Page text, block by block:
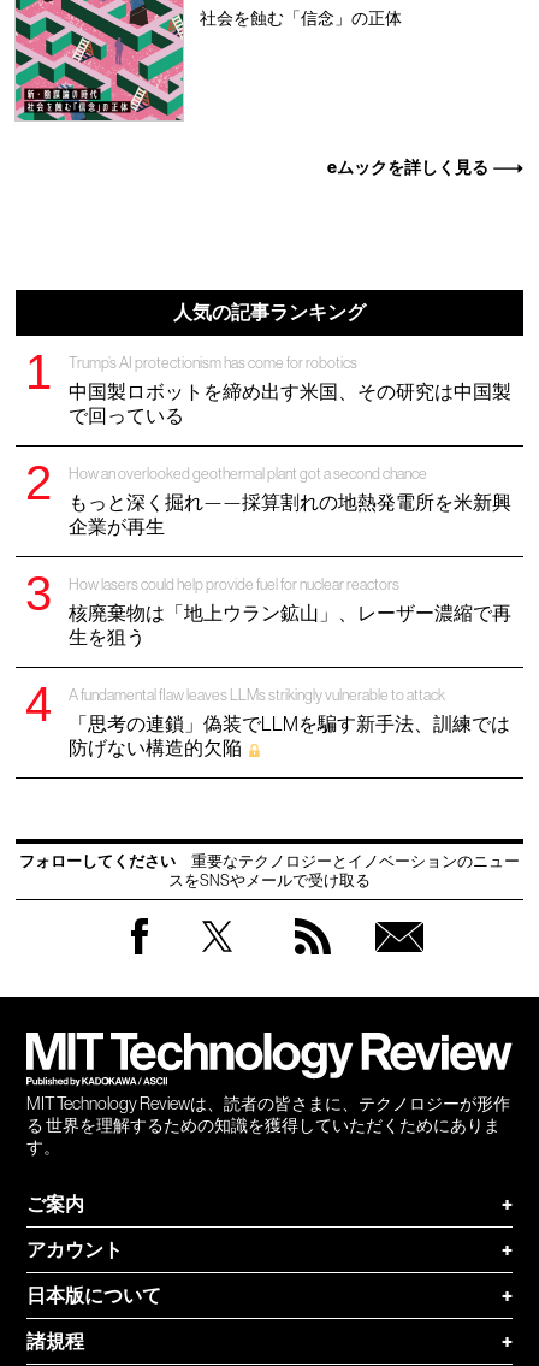
社会を蝕む「信念」の正体
eムックを詳しく見る
人気の記事ランキング
Trump’s AI protectionism has come for robotics
中国製ロボットを締め出す米国、その研究は中国製
で回っている
How an overlooked geothermal plant got a second chance
もっと深く掘れ——採算割れの地熱発電所を米新興
企業が再生
How lasers could help provide fuel for nuclear reactors
核廃棄物は「地上ウラン鉱山」、レーザー濃縮で再
生を狙う
A fundamental flaw leaves LLMs strikingly vulnerable to attack
「思考の連鎖」偽装でLLMを騙す新手法、訓練では
防げない構造的欠陥
フォローしてください
重要なテクノロジーとイノベーションのニュー
スをSNSやメールで受け取る
MIT Technology Reviewは、読者の皆さまに、テクノロジーが形作
る 世界を理解するための知識を獲得していただくためにありま
す。
ご案内
+
アカウント
+
日本版について
+
諸規程
+